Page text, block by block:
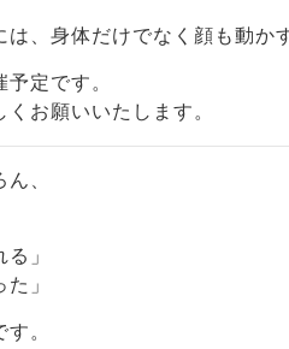
、身体だけでなく顔も動か
定です。
お願いいたします。
、
」
」
。